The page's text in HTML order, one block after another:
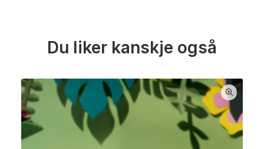
Du liker kanskje også